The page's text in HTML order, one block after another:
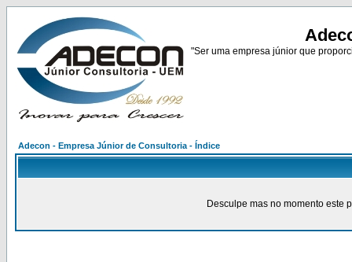
"Ser uma empresa júnior que
Adecon - Empresa Júnior de Consultoria - Índice
Desculpe mas no momento este